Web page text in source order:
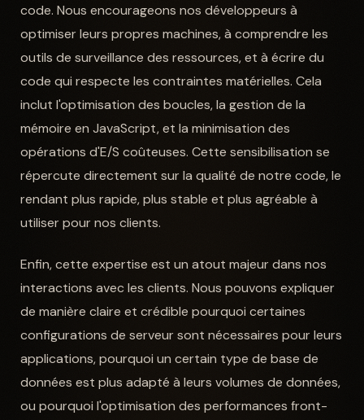
code. Nous encourageons nos développeurs à
optimiser leurs propres machines, à comprendre les
outils de surveillance des ressources, et à écrire du
code qui respecte les contraintes matérielles. Cela
inclut l'optimisation des boucles, la gestion de la
mémoire en JavaScript, et la minimisation des
opérations d'E/S coûteuses. Cette sensibilisation se
répercute directement sur la qualité de notre code, le
rendant plus rapide, plus stable et plus agréable à
utiliser pour nos clients.
Enfin, cette expertise est un atout majeur dans nos
interactions avec les clients. Nous pouvons expliquer
de manière claire et crédible pourquoi certaines
configurations de serveur sont nécessaires pour leurs
applications, pourquoi un certain type de base de
données est plus adapté à leurs volumes de données,
ou pourquoi l'optimisation des performances front-